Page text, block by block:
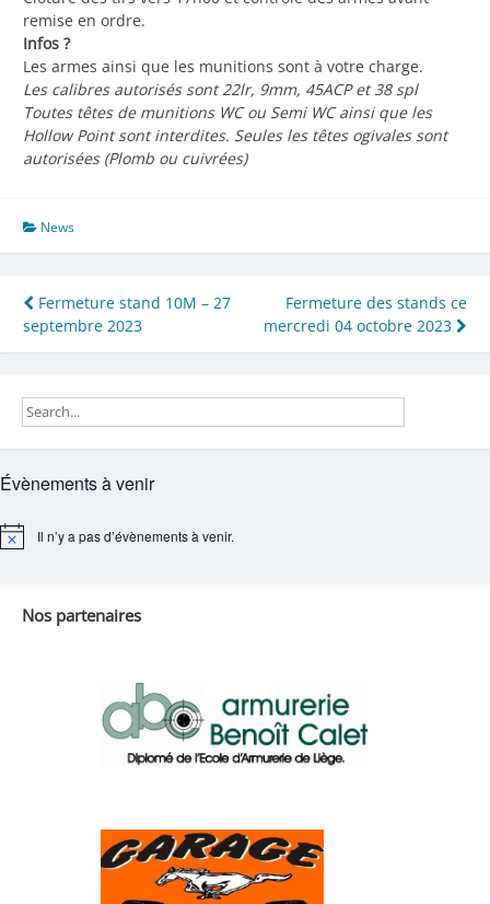
remise en ordre.
Infos ?
Les armes ainsi que les munitions sont à votre charge.
Les calibres autorisés sont 22lr, 9mm, 45ACP et 38 spl
Toutes têtes de munitions WC ou Semi WC ainsi que les
Hollow Point sont interdites. Seules les têtes ogivales sont
autorisées (Plomb ou cuivrées)
News
Navigation
de
Fermeture stand 10M – 27
septembre 2023
Fermeture des stands ce
mercredi 04 octobre 2023
Évènements à venir
Notice Il n’y a pas d’évènements à venir.
Nos partenaires